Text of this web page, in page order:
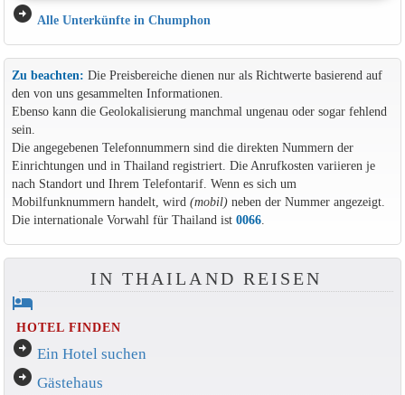
arrow_circle_right Alle Unterkünfte in Chumphon
Zu beachten: Die Preisbereiche dienen nur als Richtwerte basierend auf
den von uns gesammelten Informationen.
Ebenso kann die Geolokalisierung manchmal ungenau oder sogar fehlend
sein.
Die angegebenen Telefonnummern sind die direkten Nummern der
Einrichtungen und in Thailand registriert. Die Anrufkosten variieren je
nach Standort und Ihrem Telefontarif. Wenn es sich um
Mobilfunknummern handelt, wird (mobil)neben der Nummer angezeigt.
Die internationale Vorwahl für Thailand ist 0066.
IN THAILAND REISEN
hotel
HOTEL FINDEN
arrow_circle_right Ein Hotel suchen
arrow_circle_right Gästehaus